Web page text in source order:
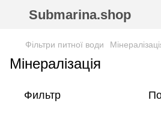
Submarina.shop
Фільтри питної води
Мінералізація
Фильтр